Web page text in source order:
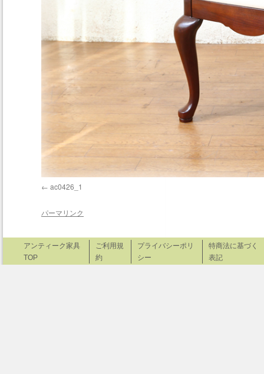
ac0426_1
パーマリンク
アンティーク家具
TOP
ご利用規
約
プライバシーポリ
シー
特商法に基づく
表記